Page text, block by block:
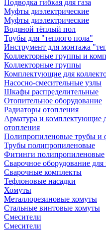
Подводка гибкая для газа
Муфты диэлектрические
Муфты диэлектрические
Водяной тёплый пол
Трубы для "теплого пола"
Инструмент для монтажа
Коллекторные группы и
Коллекторные группы
Комплектующие для
Насосно-смесительные узлы
Шкафы распределительные
Отопительное оборудование
Радиаторы отопления
Арматура и комплектующие
отопления
Полипропиленовые трубы и
Трубы полипропиленовые
Фитинги полипропиленовые
Сварочное оборудование
Сварочные комплекты
Тефлоновые насадки
Хомуты
Металлорезиновые хомуты
Стальные винтовые хомуты
Смесители
Смесители